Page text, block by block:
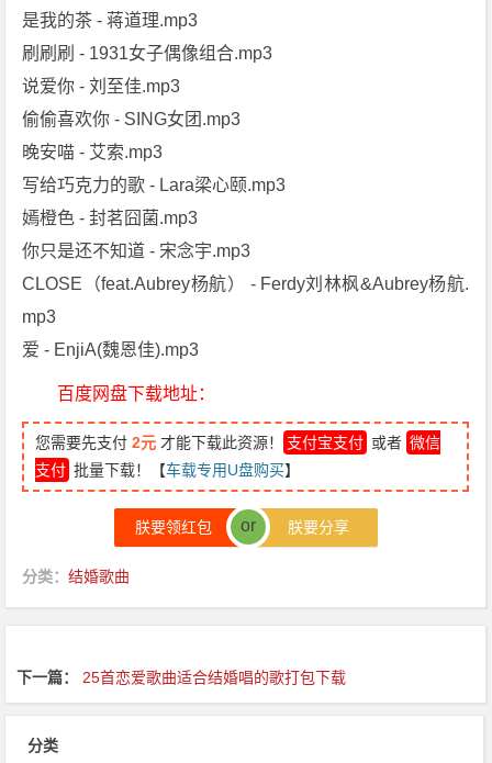
是我的茶 - 蒋道理.mp3
刷刷刷 - 1931女子偶像组合.mp3
说爱你 - 刘至佳.mp3
偷偷喜欢你 - SING女团.mp3
晚安喵 - 艾索.mp3
写给巧克力的歌 - Lara梁心颐.mp3
嫣橙色 - 封茗囧菌.mp3
你只是还不知道 - 宋念宇.mp3
CLOSE（feat.Aubrey杨航） - Ferdy刘林枫&Aubrey杨航.
mp3
爱 - EnjiA(魏恩佳).mp3
百度网盘下载地址：
您需要先支付2元 才能下载此资源！ 支付宝支付 或者 微信
支付 批量下载！【车载专用U盘购买】
朕要领红包 or 朕要分享
分类：结婚歌曲
下一篇： 25首恋爱歌曲适合结婚唱的歌打包下载
分类